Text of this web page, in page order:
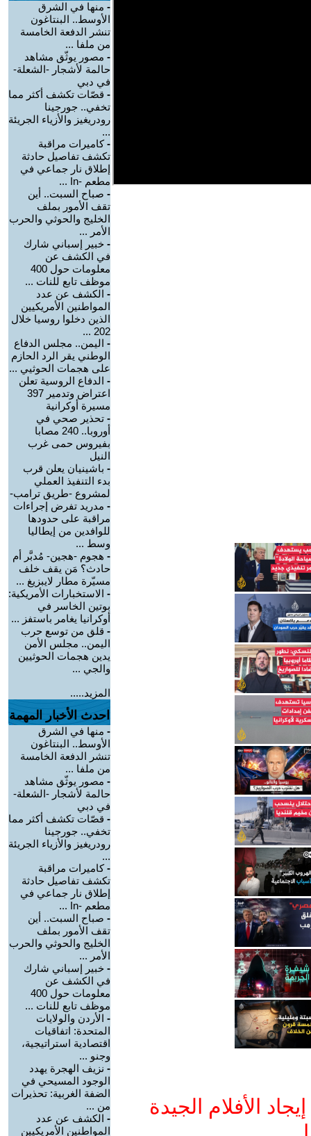
الأفلام الجيدة
- منها في الشرق
الأوسط.. البنتاغون
تنشر الدفعة الخامسة
من ملفا ...
- مصور يوثّق مشاهد
حالمة لأشجار -الشعلة-
في دبي
- قصّات تكشف أكثر مما
تخفي.. جورجينا
رودريغيز والأزياء الجريئة
...
-كاميرات مراقبة
تكشف تفاصيل حادثة
إطلاق نار جماعي في
مطعم -In ...
- صباح السبت.. أين
تقف الأمور بملف
الخليج والحوثي والحرب
الأمر ...
- خبير إسباني شارك
في الكشف عن
معلومات حول 400
موظف تابع للنات ...
- الكشف عن عدد
المواطنين الأمريكيين
الذين دخلوا روسيا خلال
202 ...
- اليمن.. مجلس الدفاع
الوطني يقر الرد الحازم
على هجمات الحوثيي ...
- الدفاع الروسية تعلن
اعتراض وتدمير 397
مسيرة أوكرانية
- تحذير صحي في
أوروبا.. 240 مصابا
بفيروس حمى غرب
النيل
- باشينيان يعلن قرب
بدء التنفيذ العملي
لمشروع -طريق ترامب-
- مدريد تفرض إجراءات
مراقبة على حدودها
للوافدين من إيطاليا
وسط ...
- هجوم -هجين- مُدبَّر أم
حادث؟ مَن يقف خلف
مسيّرة مطار لايبزيغ ...
- الاستخبارات الأمريكية:
بوتين الخاسر في
أوكرانيا يغامر باستفز ...
- قلق من توسع حرب
اليمن.. مجلس الأمن
يدين هجمات الحوثيين
والجي ...
المزيد.....
احدث الأخبار المهمة
- منها في الشرق
الأوسط.. البنتاغون
تنشر الدفعة الخامسة
من ملفا ...
- مصور يوثّق مشاهد
حالمة لأشجار -الشعلة-
في دبي
- قصّات تكشف أكثر مما
تخفي.. جورجينا
رودريغيز والأزياء الجريئة
...
-كاميرات مراقبة
تكشف تفاصيل حادثة
إطلاق نار جماعي في
مطعم -In ...
- صباح السبت.. أين
تقف الأمور بملف
الخليج والحوثي والحرب
الأمر ...
- خبير إسباني شارك
في الكشف عن
معلومات حول 400
موظف تابع للنات ...
- الأردن والولايات
المتحدة: اتفاقيات
اقتصادية استراتيجية،
وجنو ...
- نزيف الهجرة يهدد
الوجود المسيحي في
الضفة الغربية: تحذيرات
من ...
- الكشف عن عدد
المواطنين الأمريكيين